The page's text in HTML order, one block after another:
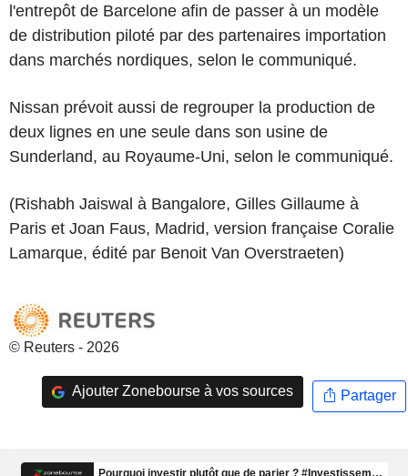
l'entrepôt de Barcelone afin de passer à un modèle
de distribution piloté par des partenaires importation
dans marchés nordiques, selon le communiqué.
Nissan prévoit aussi de regrouper la production de
deux lignes en une seule dans son usine de
Sunderland, au Royaume-Uni, selon le communiqué.
(Rishabh Jaiswal à Bangalore, Gilles Gillaume à
Paris et Joan Faus, Madrid, version française Coralie
Lamarque, édité par Benoit Van Overstraeten)
© Reuters - 2026
Ajouter Zonebourse à vos sources Partager